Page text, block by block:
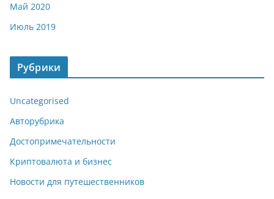
Май 2020
Июль 2019
Рубрики
Uncategorised
Авторубрика
Достопримечательности
Криптовалюта и бизнес
Новости для путешественников